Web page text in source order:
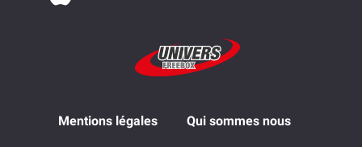
Mentions légales Qui sommes nous